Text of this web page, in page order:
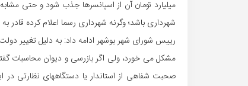
شهرداری باشد؛ وگرنه شهرداری رسما اعلام کرده قادر
رییس شورای شهر بوشهر ادامه داد: به دلیل تغییر
مشکل می خورد، ولی اگر بازرسی و دیوان محاسبات
صحبت شفاهی از استاندار یا دستگاههای نظارتی